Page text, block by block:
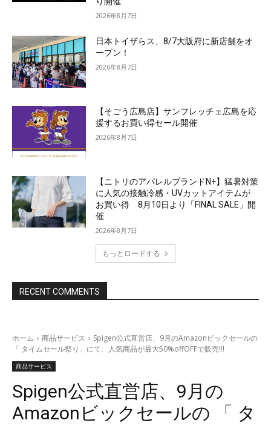
2026年8月7日
日本トイザらス、8/7大阪府に新店舗をオ
ープン！
2026年8月7日
【そごう広島店】サンフレッチェ広島を応
援するお買い得セール開催
2026年8月7日
【ニトリのアパレルブランドN+】猛暑対策
に人気の接触冷感・UVカットアイテムが
お買い得 8月10日より「FINAL SALE」開
催
2026年8月7日
もっとロードする
RECENT COMMENTS